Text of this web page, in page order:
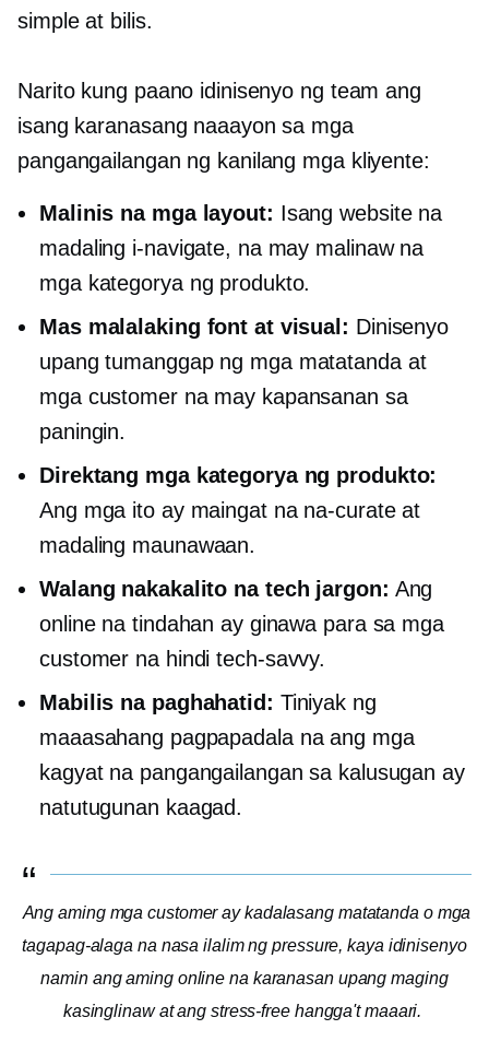
simple at bilis.
Narito kung paano idinisenyo ng team ang
isang karanasang naaayon sa mga
pangangailangan ng kanilang mga kliyente:
Malinis na mga layout: Isang website na
madaling i-navigate, na may malinaw na
mga kategorya ng produkto.
Mas malalaking font at visual: Dinisenyo
upang tumanggap ng mga matatanda at
mga customer na may kapansanan sa
paningin.
Direktang mga kategorya ng produkto:
Ang mga ito ay maingat na na-curate at
madaling maunawaan.
Walang nakakalito na tech jargon: Ang
online na tindahan ay ginawa para sa mga
customer na hinditech-savvy.
Mabilis na paghahatid: Tiniyak ng
maaasahang pagpapadala na ang mga
kagyat na pangangailangan sa kalusugan ay
natutugunan kaagad.
Ang aming mga customer ay kadalasang matatanda o mga
tagapag-alaga na nasa ilalim ng pressure, kaya idinisenyo
namin ang aming online na karanasan upang maging
kasinglinaw atang stress-freehangga't maaari.